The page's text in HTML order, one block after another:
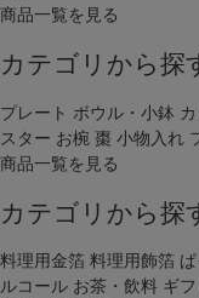
商品一覧を見る
カテゴリから探
プレート ボウル・小鉢
スター お椀 棗 小物入れ
商品一覧を見る
カテゴリから探
料理用金箔 料理用飾箔
ルコール お茶・飲料 ギフ